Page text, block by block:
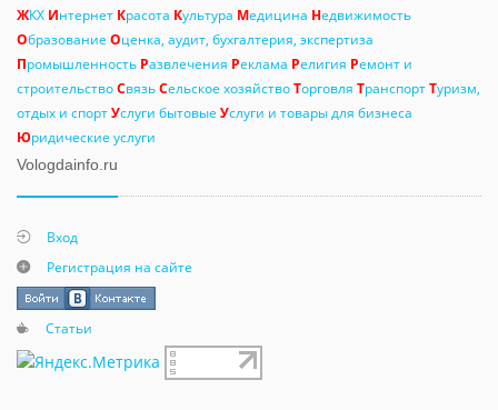
ЖКХ Интернет Красота Культура Медицина Недвижимость
Образование Оценка, аудит, бухгалтерия, экспертиза
Промышленность Развлечения Реклама Религия Ремонт и
строительствоСвязьСельское хозяйствоТорговля ТранспортТуризм,
отдых и спортУслуги бытовые Услуги и товары для бизнеса
Юридические услуги
Vologdainfo.ru
Вход
Регистрация на сайте
Статьи